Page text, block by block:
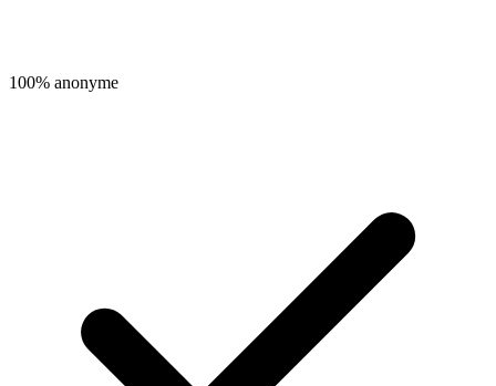
100% anonyme